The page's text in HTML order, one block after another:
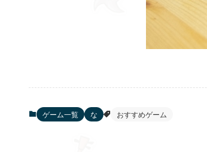
ゲーム一覧 な おすすめゲーム